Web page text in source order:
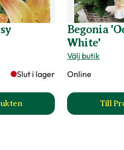
Slut i lager
Asiatlilja 'Easy Fantasy'
Begonia
White'
Välj butik
Online
Till